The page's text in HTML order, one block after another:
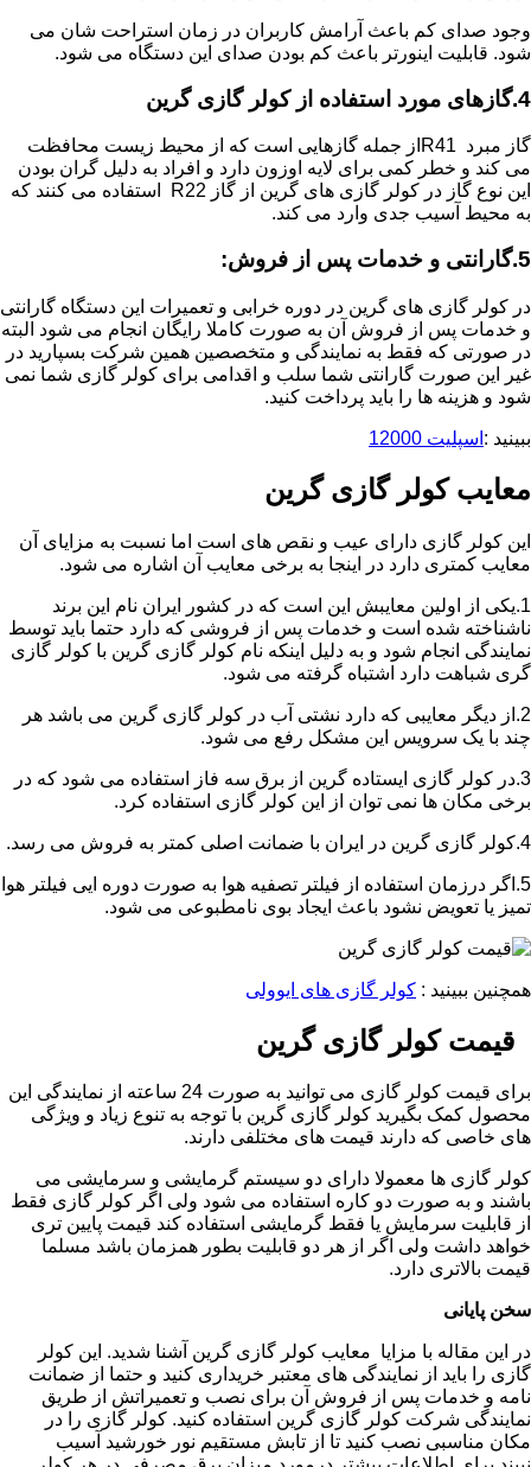
وجود صدای کم باعث آرامش کاربران در زمان استراحت شان می
شود. قابلیت اینورتر باعث کم بودن صدای این دستگاه می شود.
4.گازهای مورد استفاده از کولر گازی گرین
گاز مبرد R41از جمله گازهایی است که از محیط زیست محافظت
می کند و خطر کمی برای لایه اوزون دارد و افراد به دلیل گران بودن
این نوع گاز در کولر گازی های گرین از گاز R22 استفاده می کنند که
به محیط آسیب جدی وارد می کند.
5.گارانتی و خدمات پس از فروش:
در کولر گازی های گرین در دوره خرابی و تعمیرات این دستگاه گارانتی
و خدمات پس از فروش آن به صورت کاملا رایگان انجام می شود البته
در صورتی که فقط به نمایندگی و متخصصین همین شرکت بسپارید در
غیر این صورت گارانتی شما سلب و اقدامی برای کولر گازی شما نمی
شود و هزینه ها را باید پرداخت کنید.
ببینید : اسپلیت 12000
معایب کولر گازی گرین
این کولر گازی دارای عیب و نقص های است اما نسبت به مزایای آن
معایب کمتری دارد در اینجا به برخی معایب آن اشاره می شود.
1.یکی از اولین معایبش این است که در کشور ایران نام این برند
ناشناخته شده است و خدمات پس از فروشی که دارد حتما باید توسط
نمایندگی انجام شود و به دلیل اینکه نام کولر گازی گرین با کولر گازی
گری شباهت دارد اشتباه گرفته می شود.
2.از دیگر معایبی که دارد نشتی آب در کولر گازی گرین می باشد هر
چند با یک سرویس این مشکل رفع می شود.
3.در کولر گازی ایستاده گرین از برق سه فاز استفاده می شود که در
برخی مکان ها نمی توان از این کولر گازی استفاده کرد.
4.کولر گازی گرین در ایران با ضمانت اصلی کمتر به فروش می رسد.
5.اگر درزمان استفاده از فیلتر تصفیه هوا به صورت دوره ایی فیلتر هوا
تمیز یا تعویض نشود باعث ایجاد بوی نامطبوعی می شود.
همچنین ببینید : کولر گازی های ایوولی
قیمت کولر گازی گرین
برای قیمت کولر گازی می توانید به صورت 24 ساعته از نمایندگی این
محصول کمک بگیرید کولر گازی گرین با توجه به تنوع زیاد و ویژگی
های خاصی که دارند قیمت های مختلفی دارند.
کولر گازی ها معمولا دارای دو سیستم گرمایشی و سرمایشی می
باشند و به صورت دو کاره استفاده می شود ولی اگر کولر گازی فقط
از قابلیت سرمایش یا فقط گرمایشی استفاده کند قیمت پایین تری
خواهد داشت ولی اگر از هر دو قابلیت بطور همزمان باشد مسلما
قیمت بالاتری دارد.
سخن پایانی
در این مقاله با مزایا معایب کولر گازی گرین آشنا شدید. این کولر
گازی را باید از نمایندگی های معتبر خریداری کنید و حتما از ضمانت
نامه و خدمات پس از فروش آن برای نصب و تعمیراتش از طریق
نمایندگی شرکت کولر گازی گرین استفاده کنید. کولر گازی را در
مکان مناسبی نصب کنید تا از تابش مستقیم نور خورشید آسیب